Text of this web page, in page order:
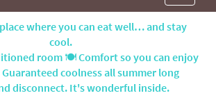
where you can eat well… and stay
cool.
room 🍽️ Comfort so you can enjoy
coolness all summer long
disconnect. It's wonderful inside.